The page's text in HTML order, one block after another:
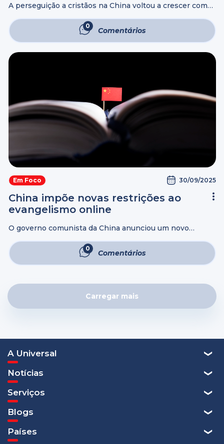
A perseguição a cristãos na China voltou a crescer com
30 pastores e líderes da Igreja Zion, uma das maiores
congregações evangélicas ...
0 Comentários
Em Foco 30/09/2025
China impõe novas restrições ao
evangelismo online
O governo comunista da China anunciou um novo
conteúdos cristãos e atividades de evangelismo pela
internet. As medidas foram divulgadas ...
0 Comentários
Carregar mais
A Universal
Notícias
Serviços
Blogs
Países